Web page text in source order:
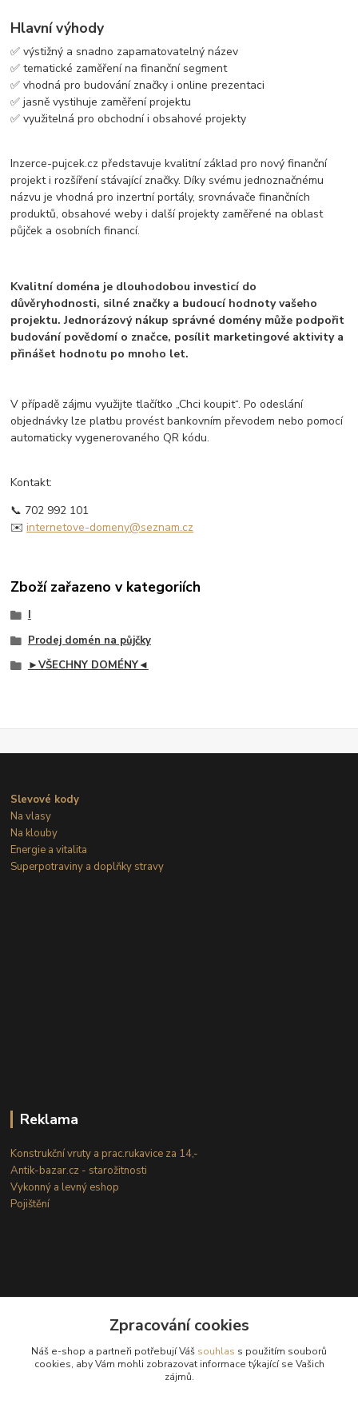
Hlavní výhody
✅ výstižný a snadno zapamatovatelný název
✅ tematické zaměření na finanční segment
✅ vhodná pro budování značky i online prezentaci
✅ jasně vystihuje zaměření projektu
✅ využitelná pro obchodní i obsahové projekty
Inzerce-pujcek.cz představuje kvalitní základ pro nový finanční
projekt i rozšíření stávající značky. Díky svému jednoznačnému
názvu je vhodná pro inzertní portály, srovnávače finančních
produktů, obsahové weby i další projekty zaměřené na oblast
půjček a osobních financí.
Kvalitní doména je dlouhodobou investicí do
důvěryhodnosti, silné značky a budoucí hodnoty vašeho
projektu. Jednorázový nákup správné domény může podpořit
budování povědomí o značce, posílit marketingové aktivity a
přinášet hodnotu po mnoho let.
V případě zájmu využijte tlačítko „Chci koupit“. Po odeslání
objednávky lze platbu provést bankovním převodem nebo pomocí
automaticky vygenerovaného QR kódu.
Kontakt:
📞 702 992 101
✉️internetove-domeny@seznam.cz
Zboží zařazeno v kategoriích
I
Prodej domén na půjčky
►VŠECHNY DOMÉNY◄
Slevové kody
Na vlasy
Na klouby
Energie a vitalita
Superpotraviny a doplňky stravy
Reklama
Konstrukční vruty a prac.rukavice za 14,-
Antik-bazar.cz - starožitnosti
Vykonný a levný eshop
Pojištění
Kontakty
Zpracování cookies
Náš e-shop a partneři potřebují Váš souhlas s použitím souborů
cookies, aby Vám mohli zobrazovat informace týkající se Vašich
zájmů.